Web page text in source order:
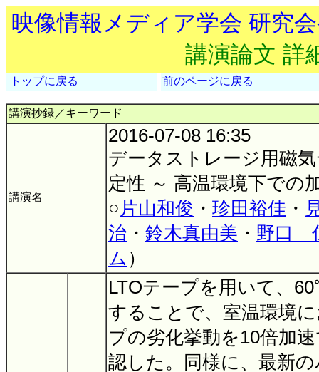
映像情報メディア学会 研究
講演論文 詳
トップに戻る 前のページに戻る
講演抄録／キーワード
講演名
2016-07-08 16:35
データストレージ用磁
定性 ～ 高温環境下での
○ 片山和俊 ・ 珍田裕佳 ・
治 ・ 鈴木真由美 ・ 野口
ム ）
LTOテープを用いて、
することで、室温環境
プの劣化挙動を10倍加
認した。同様に、最新